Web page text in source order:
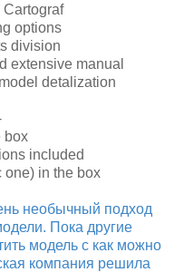
options
division
extensive manual
detalization
box
included
one) in the box
необычный подход
Пока другие
модель с как можно
компания решила